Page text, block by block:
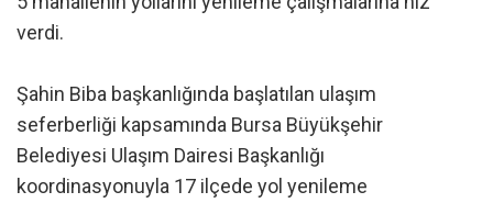
verdi.
Şahin Biba başkanlığında başlatılan ulaşım
seferberliği kapsamında Bursa Büyükşehir
Belediyesi Ulaşım Dairesi Başkanlığı
koordinasyonuyla 17 ilçede yol yenileme